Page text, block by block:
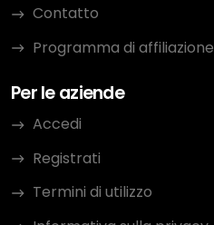
Contatto
Programma di affiliazione
Per le aziende
Accedi
Registrati
Termini di utilizzo